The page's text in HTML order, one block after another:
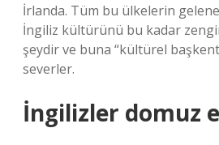
İrlanda. Tüm bu ülkelerin
İngiliz kültürünü bu kadar
şeydir ve buna “kültürel
severler.
İngilizler domuz